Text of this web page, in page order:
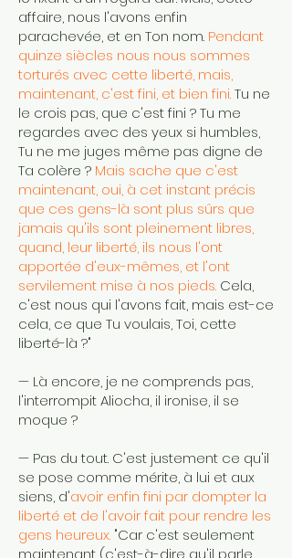
affaire, nous l'avons enfin
parachevée, et en Ton nom. Pendant
quinze siècles nous nous sommes
torturés avec cette liberté, mais,
maintenant, c'est fini, et bien fini.Tu ne
le crois pas, que c'est fini ? Tu me
regardes avec des yeux si humbles,
Tu ne me juges même pas digne de
Ta colère ? Mais sache que c'est
maintenant, oui, à cet instant précis
que ces gens-là sont plus sûrs que
jamais qu'ils sont pleinement libres,
quand, leur liberté, ils nous l'ont
apportée d'eux-mêmes, et l'ont
servilement mise à nos pieds. Cela,
c'est nous qui l'avons fait, mais est-ce
cela, ce que Tu voulais, Toi, cette
liberté-là ?"
— Là encore, je ne comprends pas,
l'interrompit Aliocha, il ironise, il se
moque ?
— Pas du tout. C'est justement ce qu'il
se pose comme mérite, à lui et aux
siens, d'avoir enfin fini par dompter la
liberté et de l'avoir fait pour rendre les
gens heureux. "Car c'est seulement
maintenant (c'est-à-dire qu'il parle